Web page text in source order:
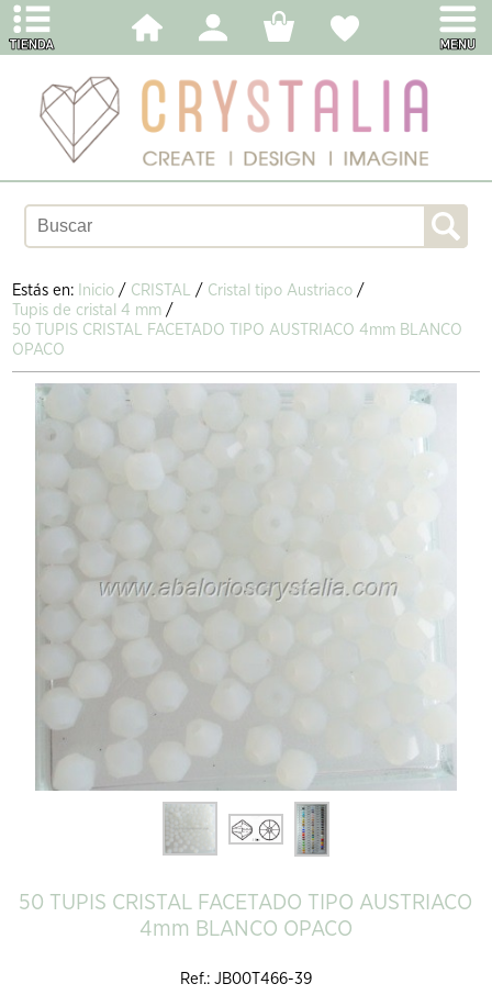
Estás en: Inicio / CRISTAL / Cristal tipo Austriaco /
Tupis de cristal 4 mm /
50 TUPIS CRISTAL FACETADO TIPO AUSTRIACO 4mm BLANCO
OPACO
50 TUPIS CRISTAL FACETADO TIPO AUSTRIACO
4mm BLANCO OPACO
Ref.: JB00T466-39